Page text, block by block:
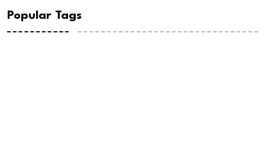
Popular Tags